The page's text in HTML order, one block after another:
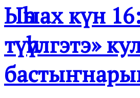
Ыһыах күн
түһүлгэтэ»